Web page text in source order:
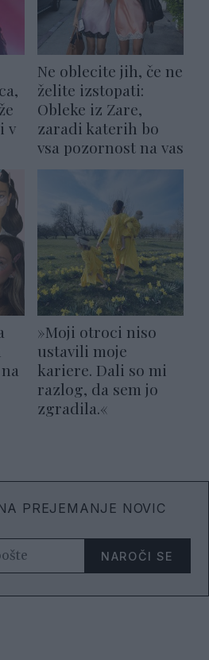
v
Ne oblecite jih, če ne
želite izstopati:
Obleke iz Zare,
zaradi katerih bo
vsa pozornost na vas
»Moji otroci niso
ustavili moje
kariere. Dali so mi
razlog, da sem jo
zgradila.«
PREJEMANJE NOVIC
NAROČI SE